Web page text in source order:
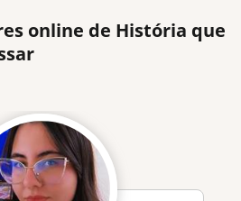
online de História que